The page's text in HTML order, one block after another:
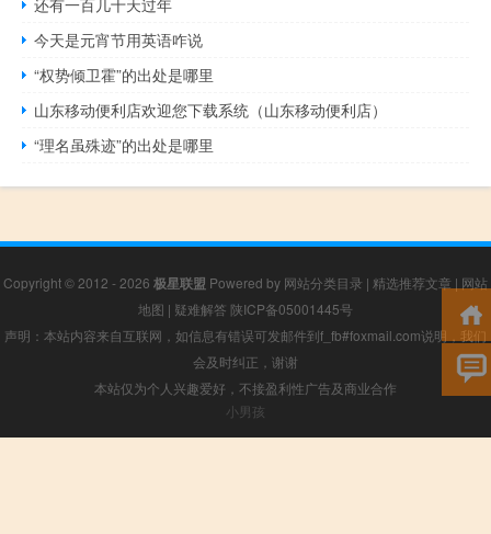
今天是元宵节用英语咋说
“权势倾卫霍”的出处是哪里
山东移动便利店欢迎您下载系统（山东移动便利店）
“理名虽殊迹”的出处是哪里
Copyright © 2012 - 2026 极星联盟 Powered by 网站分类目录 | 精选推荐文章 | 网站
地图 | 疑难解答 陕ICP备05001445号
声明：本站内容来自互联网，如信息有错误可发邮件到f_fb#foxmail.com说明，我们
会及时纠正，谢谢
本站仅为个人兴趣爱好，不接盈利性广告及商业合作
小男孩